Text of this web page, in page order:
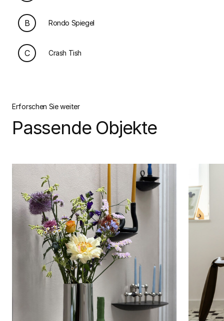
B Rondo Spiegel
C Crash Tish
Erforschen Sie weiter
Passende Objekte